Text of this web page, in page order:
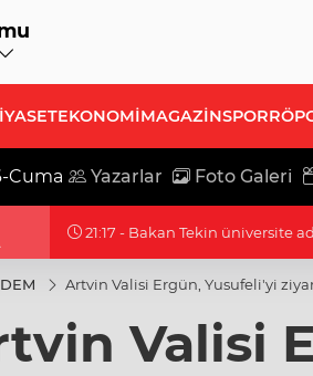
EKONOMİMAGAZİNSPOR
Cuma Yazarlar Foto Galeri
21:17 - Moritanyalı
Artvin Valisi Ergün, Yusufeli'yi
Valisi